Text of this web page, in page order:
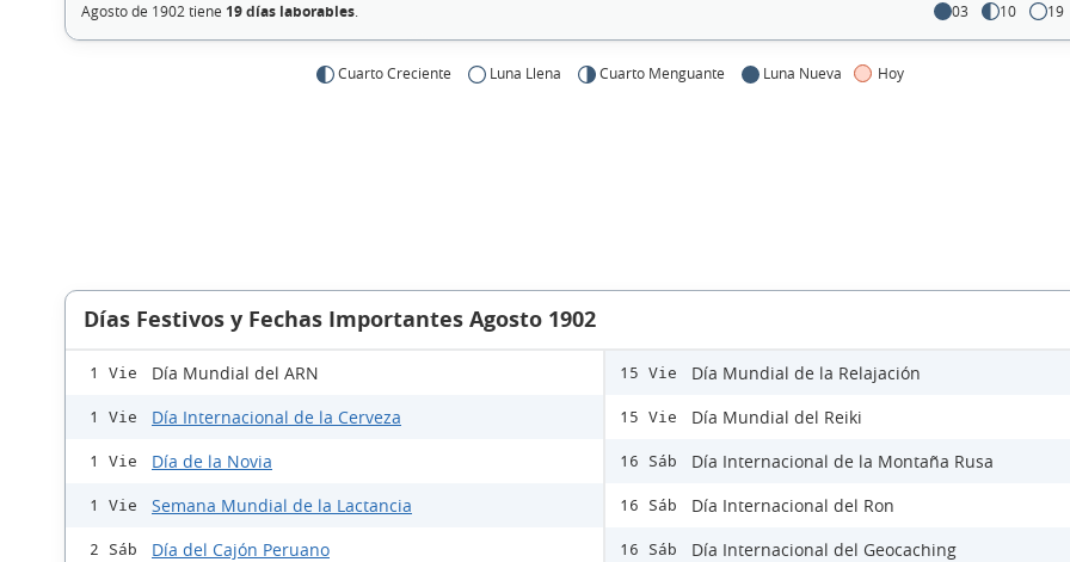
Agosto de 1902 tiene 19 días laborables. 03 10 19
Cuarto Creciente Luna Llena Cuarto Menguante Luna Nueva Hoy
Días Festivos y Fechas Importantes Agosto 1902
1 Vie Día Mundial del ARN
1 Vie Día Internacional de la Cerveza
1 Vie Día de la Novia
1 Vie Semana Mundial de la Lactancia
2 Sáb Día del Cajón Peruano
15 Vie Día Mundial de la Relajación
15 Vie Día Mundial del Reiki
16 Sáb Día Internacional de la Montaña Rusa
16 Sáb Día Internacional del Ron
16 Sáb Día Internacional del Geocaching